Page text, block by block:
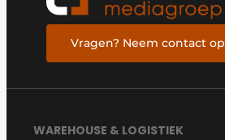
Vragen? Neem contact op
WAREHOUSE & LOGISTIEK